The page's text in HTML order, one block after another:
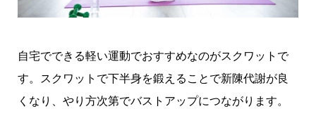
自宅でできる軽い運動でおすすめなのがスクワットで
す。スクワットで下半身を鍛えることで新陳代謝が良
くなり、やり方次第でバストアップにつながります。